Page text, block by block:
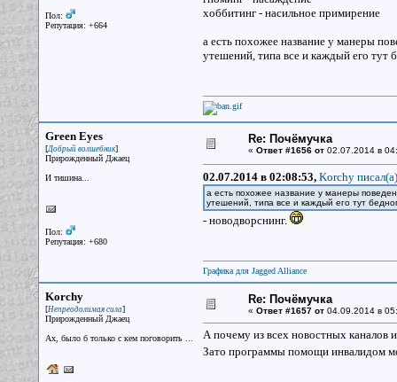
Пол:
Репутация: +664
хоббитинг - насильное примирение
а есть похожее название у манеры
утешений, типа все и каждый его
Green Eyes
[Добрый волшебник]
Прирожденный Джаец
И тишина...
Пол:
Репутация: +680
Re: Почёмучка
« Ответ #1656 от02.07.2014 в
02.07.2014 в 02:08:53, Korchy писал(a)
а есть похожее название у манеры
утешений, типа все и каждый его тут
- новодворснинг.
Графика для Jagged Alliance
Korchy
[Непреодолимая сила]
Прирожденный Джаец
Ах, было б только с кем поговорить ...
Re: Почёмучка
« Ответ #1657 от04.09.2014 в
А почему из всех новостных каналов
Зато программы помощи инвалидом